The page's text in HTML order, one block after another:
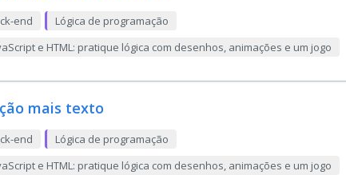
end
Lógica de programação
e HTML: pratique lógica com desenhos, animações e um jogo
mais texto
end
Lógica de programação
e HTML: pratique lógica com desenhos, animações e um jogo